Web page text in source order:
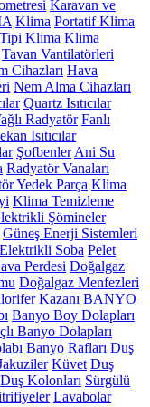
Karavan ve
Klima Portatif Klima
Klima Klima
Tavan Vantilatörleri
Cihazları Hava
Nem Alma Cihazları
Quartz Isıtıcılar
Radyatör Fanlı
Isıtıcılar
Şofbenler Ani Su
Radyatör Vanaları
Yedek Parça Klima
Klima Temizleme
Şömineler
Güneş Enerji Sistemleri
Elektrikli Soba Pelet
Perdesi Doğalgaz
Doğalgaz Menfezleri
Kazanı BANYO
Banyo Boy Dolapları
Banyo Dolapları
Banyo Rafları Duş
Küvet Duş
Duş Kolonları Sürgülü
Lavabolar